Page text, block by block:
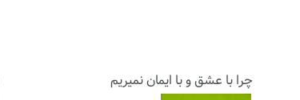
چرا با عشق و با ایمان نمیریم